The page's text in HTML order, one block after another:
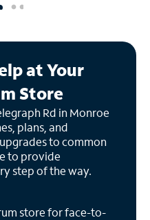
at Your
Store
Rd in Monroe
plans, and
to common
to provide
step of the way.
store for face-to-